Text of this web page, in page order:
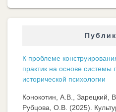
К проблеме
практик на основе системы
исторической психологии
Конокотин, А.В., Зарецкий,
Рубцова, О.В. (2025).